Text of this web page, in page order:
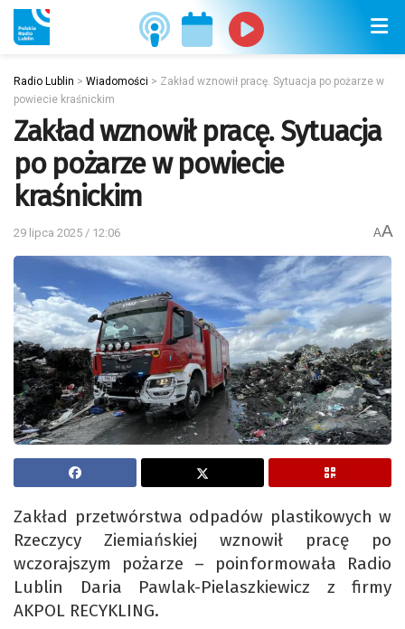
Radio Lublin > Wiadomości > Zakład wznowił pracę. Sytuacja po pożarze w
powiecie kraśnickim
Zakład wznowił pracę. Sytuacja
po pożarze w powiecie
kraśnickim
29 lipca 2025 / 12:06 AA
Zakład przetwórstwa odpadów plastikowych w
Rzeczycy Ziemiańskiej wznowił pracę po
wczorajszym pożarze – poinformowała Radio
Lublin Daria Pawlak-Pielaszkiewicz z firmy
AKPOL RECYKLING.